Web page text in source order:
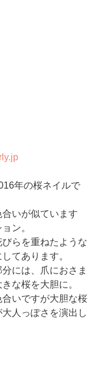
年の桜ネイルで
いが似ています
ン。
らを重ねたような
てあります。
には、爪におさま
な桜を大胆に。
いですが大胆な桜
人っぽさを演出し